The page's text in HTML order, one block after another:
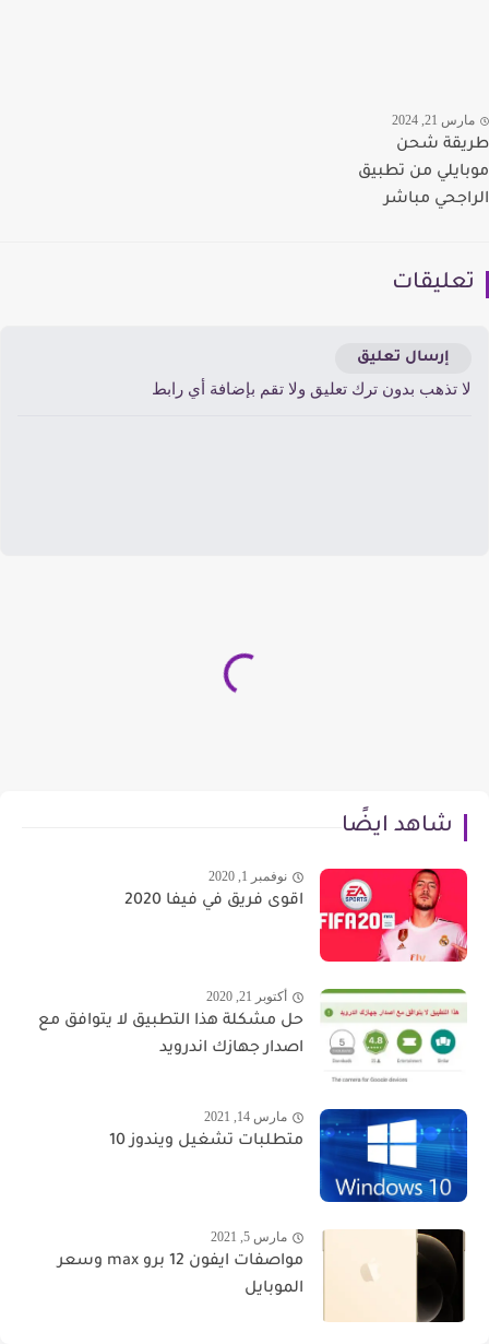
21, 2024
شحن
من تطبيق
مباشر
إرسال تعليق
تذهب بدون ترك تعليق ولا تقم بإضافة أي رابط
شاهد ايضًا
نوفمبر 1, 2020
اقوى فريق في فيفا 2020
أكتوبر 21, 2020
حل مشكلة هذا التطبيق لا يتوافق مع
اصدار جهازك اندرويد
مارس 14, 2021
متطلبات تشغيل ويندوز 10
مارس 5, 2021
مواصفات ايفون 12 برو max وسعر
الموبايل